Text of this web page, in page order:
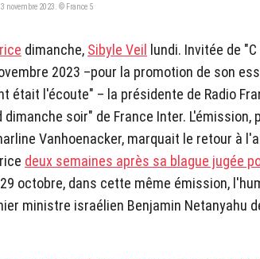
novembre 2023. © France 5
dimanche, Sibyle Veil
lundi. Invitée de
2023 –pour la promotion de son
était l'écoute" – la présidente de Radio
dimanche soir" de France Inter. L'émission,
Vanhoenacker, marquait le retour à
deux semaines après sa blague jugée
29 octobre, dans cette même émission,
ministre israélien Benjamin Netanyahu